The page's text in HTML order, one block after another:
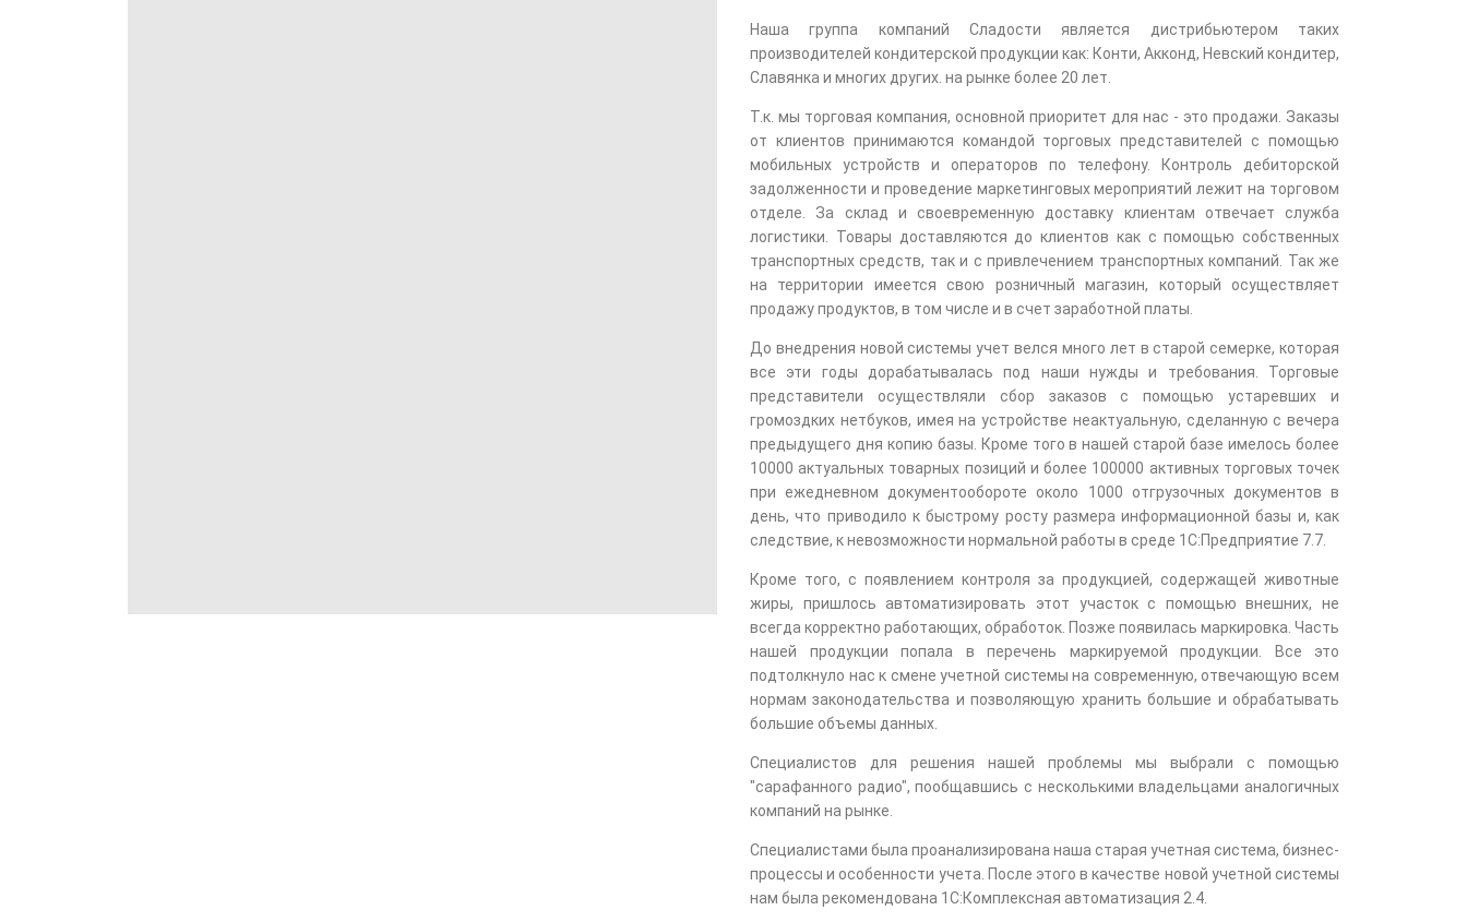
Наша группа компаний Сладости является дистрибьютером таких
производителей кондитерской продукции как: Конти, Акконд, Невский кондитер,
Славянка и многих других. на рынке более 20 лет.
Т.к. мы торговая компания, основной приоритет для нас - это продажи. Заказы
от клиентов принимаются командой торговых представителей с помощью
мобильных устройств и операторов по телефону. Контроль дебиторской
задолженности и проведение маркетинговых мероприятий лежит на торговом
отделе. За склад и своевременную доставку клиентам отвечает служба
логистики. Товары доставляются до клиентов как с помощью собственных
транспортных средств, так и с привлечением транспортных компаний. Так же
на территории имеется свою розничный магазин, который осуществляет
продажу продуктов, в том числе и в счет заработной платы.
До внедрения новой системы учет велся много лет в старой семерке, которая
все эти годы дорабатывалась под наши нужды и требования. Торговые
представители осуществляли сбор заказов с помощью устаревших и
громоздких нетбуков, имея на устройстве неактуальную, сделанную с вечера
предыдущего дня копию базы. Кроме того в нашей старой базе имелось более
10000 актуальных товарных позиций и более 100000 активных торговых точек
при ежедневном документообороте около 1000 отгрузочных документов в
день, что приводило к быстрому росту размера информационной базы и, как
следствие, к невозможности нормальной работы в среде 1С:Предприятие 7.7.
Кроме того, с появлением контроля за продукцией, содержащей животные
жиры, пришлось автоматизировать этот участок с помощью внешних, не
всегда корректно работающих, обработок. Позже появилась маркировка. Часть
нашей продукции попала в перечень маркируемой продукции. Все это
подтолкнуло нас к смене учетной системы на современную, отвечающую всем
нормам законодательства и позволяющую хранить большие и обрабатывать
большие объемы данных.
Специалистов для решения нашей проблемы мы выбрали с помощью
"сарафанного радио", пообщавшись с несколькими владельцами аналогичных
компаний на рынке.
Специалистами была проанализирована наша старая учетная система, бизнес-
процессы и особенности учета. После этого в качестве новой учетной системы
нам была рекомендована 1С:Комплексная автоматизация 2.4.